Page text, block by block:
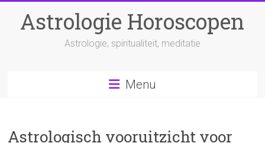
inhoudAstrologie Horoscopen
Astrologie, spiritualiteit, meditatie
Menu
Astrologisch vooruitzicht voor